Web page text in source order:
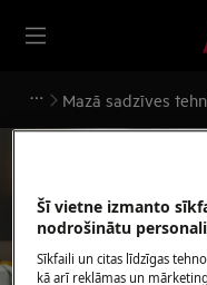
Mazā sadzīves
Šī vietne izmanto
nodrošinātu
Sīkfaili un citas līdzīgas
kā arī reklāmas un